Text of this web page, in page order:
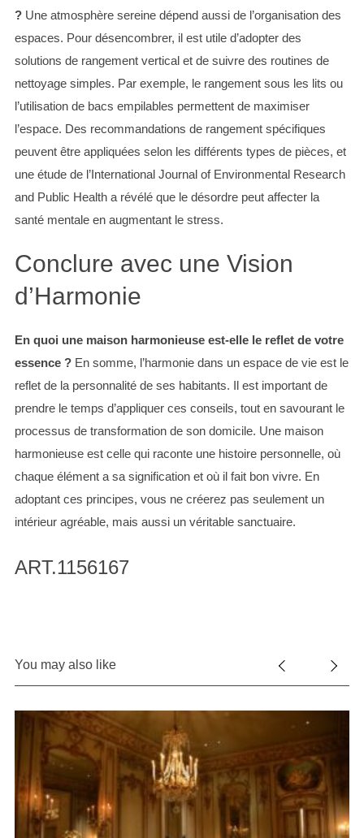
?Une atmosphère sereine dépend aussi de l’organisation des
espaces. Pour désencombrer, il est utile d’adopter des
solutions de rangement vertical et de suivre des routines de
nettoyage simples. Par exemple, le rangement sous les lits ou
l’utilisation de bacs empilables permettent de maximiser
l’espace. Des recommandations de rangement spécifiques
peuvent être appliquées selon les différents types de pièces, et
une étude de l’International Journal of Environmental Research
and Public Health a révélé que le désordre peut affecter la
santé mentale en augmentant le stress.
Conclure avec une Vision
d’Harmonie
En quoi une maison harmonieuse est-elle le reflet de votre
essence ?En somme, l’harmonie dans un espace de vie est le
reflet de la personnalité de ses habitants. Il est important de
prendre le temps d’appliquer ces conseils, tout en savourant le
processus de transformation de son domicile. Une maison
harmonieuse est celle qui raconte une histoire personnelle, où
chaque élément a sa signification et où il fait bon vivre. En
adoptant ces principes, vous ne créerez pas seulement un
intérieur agréable, mais aussi un véritable sanctuaire.
ART.1156167
You may also like